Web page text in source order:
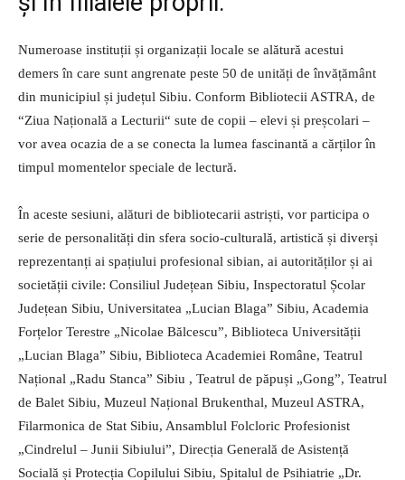
Numeroase instituții și organizații locale se alătură acestui
demers în care sunt angrenate peste 50 de unități de învățământ
din municipiul și județul Sibiu. Conform Bibliotecii ASTRA, de
“Ziua Națională a Lecturii“ sute de copii ‒ elevi și preșcolari ‒
vor avea ocazia de a se conecta la lumea fascinantă a cărților în
timpul momentelor speciale de lectură.
În aceste sesiuni, alături de bibliotecarii astriști, vor participa o
serie de personalități din sfera socio-culturală, artistică și diverși
reprezentanți ai spațiului profesional sibian, ai autorităților și ai
societății civile: Consiliul Județean Sibiu, Inspectoratul Școlar
Județean Sibiu, Universitatea „Lucian Blaga” Sibiu, Academia
Forțelor Terestre „Nicolae Bălcescu”, Biblioteca Universității
„Lucian Blaga” Sibiu, Biblioteca Academiei Române, Teatrul
Național „Radu Stanca” Sibiu , Teatrul de păpuși „Gong”, Teatrul
de Balet Sibiu, Muzeul Național Brukenthal, Muzeul ASTRA,
Filarmonica de Stat Sibiu, Ansamblul Folcloric Profesionist
„Cindrelul – Junii Sibiului”, Direcția Generală de Asistență
Socială și Protecția Copilului Sibiu, Spitalul de Psihiatrie „Dr.